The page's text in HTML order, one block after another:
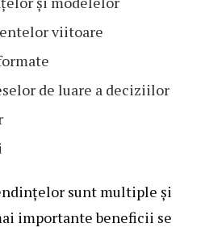
viitoare
de luare a deciziilor
sunt multiple și
importante beneficii se